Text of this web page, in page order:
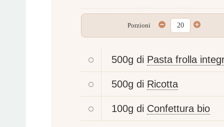
Porzioni
500g di Pasta frolla
500g di Ricotta
100g di Confettura bio